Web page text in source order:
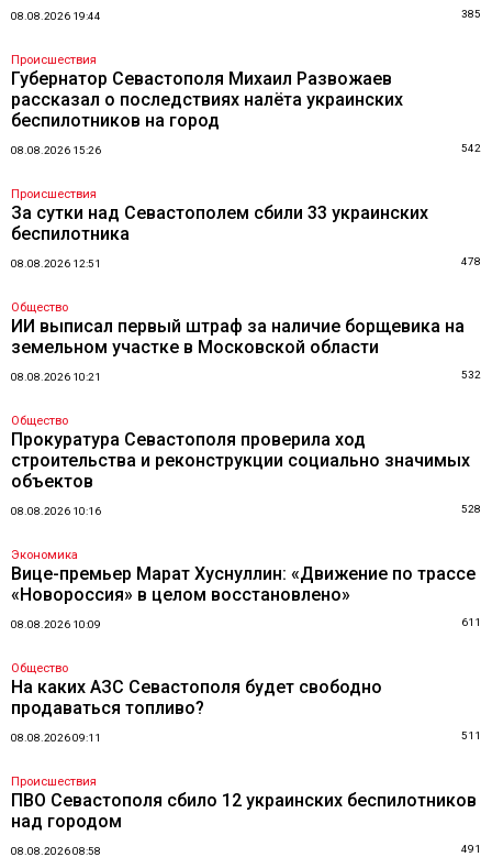
08.08.2026 19:44 385
Происшествия
Губернатор Севастополя Михаил Развожаев
рассказал о последствиях налёта украинских
беспилотников на город
08.08.2026 15:26 542
Происшествия
За сутки над Севастополем сбили 33 украинских
беспилотника
08.08.2026 12:51 478
Общество
ИИ выписал первый штраф за наличие борщевика на
земельном участке в Московской области
08.08.2026 10:21 532
Общество
Прокуратура Севастополя проверила ход
строительства и реконструкции социально значимых
объектов
08.08.2026 10:16 528
Экономика
Вице-премьер Марат Хуснуллин: «Движение по трассе
«Новороссия» в целом восстановлено»
08.08.2026 10:09 611
Общество
На каких АЗС Севастополя будет свободно
продаваться топливо?
08.08.2026 09:11 511
Происшествия
ПВО Севастополя сбило 12 украинских беспилотников
над городом
08.08.2026 08:58 491